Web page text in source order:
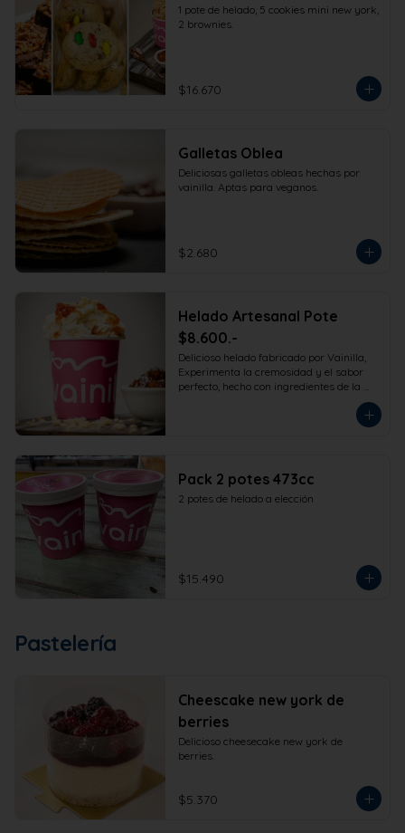
1 pote de helado, 5 cookies mini new york,
2 brownies.
$16.670
Galletas Oblea
Deliciosas galletas obleas hechas por
vainilla. Aptas para veganos.
$2.680
Helado Artesanal Pote
$8.600.-
Delicioso helado fabricado por Vainilla,
Experimenta la cremosidad y el sabor
perfecto, hecho con ingredientes de la
más alta calidad para que disfrutes en
Pack 2 potes 473cc
2 potes de helado a elección
$15.490
Pastelería
Cheescake new york de
berries
Delicioso cheesecake new york de
berries.
$5.370